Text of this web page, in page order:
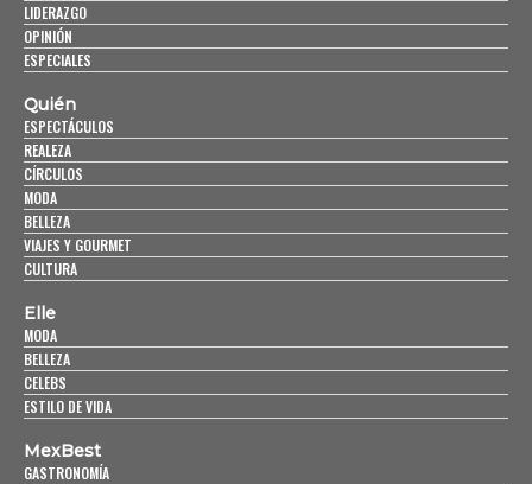
LIDERAZGO
OPINIÓN
ESPECIALES
Quién
ESPECTÁCULOS
REALEZA
CÍRCULOS
MODA
BELLEZA
VIAJES Y GOURMET
CULTURA
Elle
MODA
BELLEZA
CELEBS
ESTILO DE VIDA
MexBest
GASTRONOMÍA